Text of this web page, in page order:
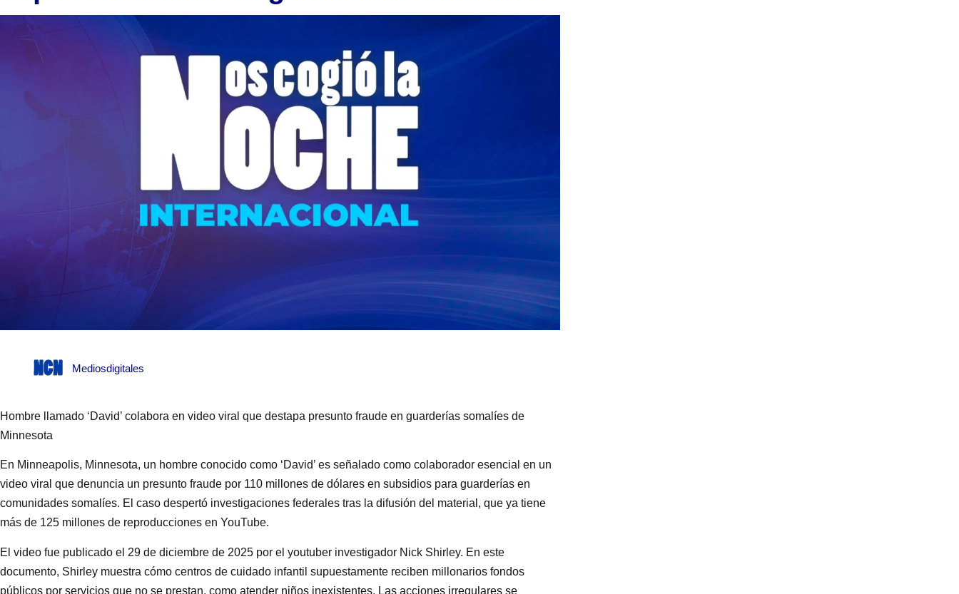
Mediosdigitales
Hombre llamado ‘David’ colabora en video viral que destapa presunto fraude en guarderías somalíes de
Minnesota
En Minneapolis, Minnesota, un hombre conocido como ‘David’ es señalado como colaborador esencial en un
video viral que denuncia un presunto fraude por 110 millones de dólares en subsidios para guarderías en
comunidades somalíes. El caso despertó investigaciones federales tras la difusión del material, que ya tiene
más de 125 millones de reproducciones en YouTube.
El video fue publicado el 29 de diciembre de 2025 por el youtuber investigador Nick Shirley. En este
documento, Shirley muestra cómo centros de cuidado infantil supuestamente reciben millonarios fondos
públicos por servicios que no se prestan, como atender niños inexistentes. Las acciones irregulares se